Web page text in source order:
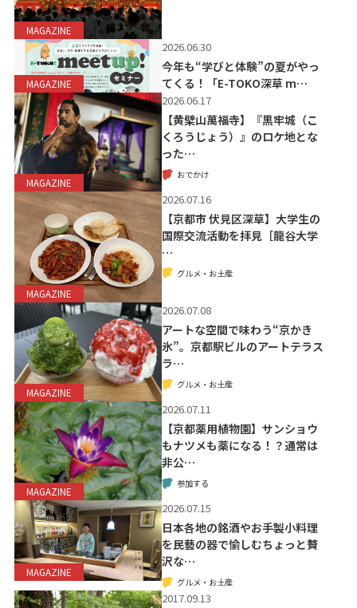
MAGAZINE
MAGAZINE
2026.06.30
今年も“学びと体験”の夏がやっ
てくる！「E-TOKO深草 m…
MAGAZINE
2026.06.17
【黄檗山萬福寺】『黒牢城（こ
くろうじょう）』のロケ地とな
った…
おでかけ
MAGAZINE
2026.07.16
【京都市 伏見区深草】大学生の
国際交流活動を拝見［龍谷大学
…
グルメ・お土産
MAGAZINE
2026.07.08
アートな空間で味わう“京かき
氷”。京都駅ビルのアートテラス
ラ…
グルメ・お土産
MAGAZINE
2026.07.11
【京都薬用植物園】サンショウ
もナツメも薬になる！？通常は
非公…
参加する
MAGAZINE
2026.07.15
日本各地の銘酒やお手製小料理
を民藝の器で愉しむちょっと贅
沢な…
グルメ・お土産
2017.09.13